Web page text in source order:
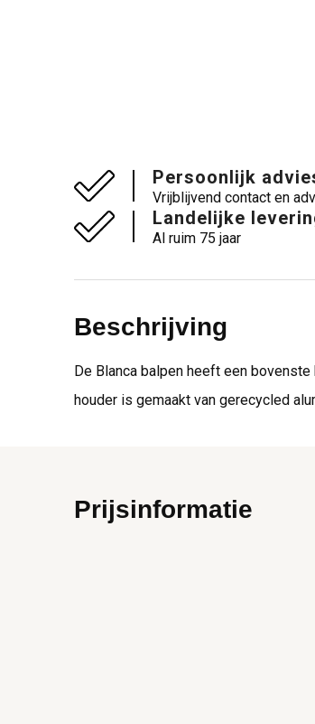
Persoonlijk
Vrijblijvend contact en
Landelijke
Al ruim 75 jaar
Beschrijving
De Blanca balpen heeft een
houder is gemaakt van gerecycled
Prijsinformatie